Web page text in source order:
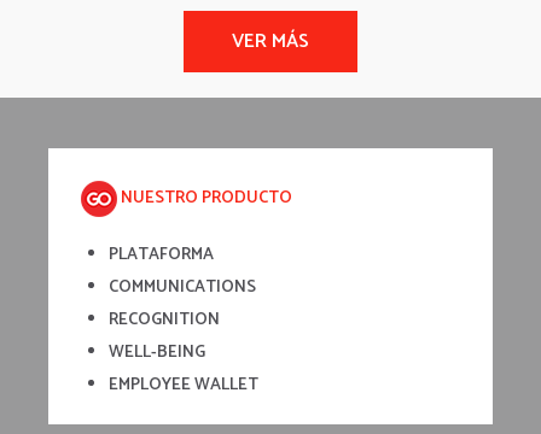
NUESTRO PRODUCTO
PLATAFORMA
COMMUNICATIONS
RECOGNITION
WELL-BEING
EMPLOYEE WALLET